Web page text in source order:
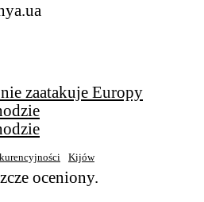
zaatakuje Europy
Kijów
oceniony.